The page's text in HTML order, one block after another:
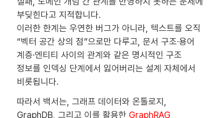
부딪힌다고 지적합니다.
이러한 한계는 우연한 버그가 아니라, 텍스트를 오직
“벡터 공간 상의 점”으로만 다루고, 문서 구조·용어
계층·엔티티 사이의 관계와 같은 명시적인 구조
정보를 인덱싱 단계에서 잃어버리는 설계 자체에서
비롯됩니다.
따라서 백서는, 그래프 데이터와 온톨로지,
GraphDB, 그리고 이를 활용한 GraphRAG